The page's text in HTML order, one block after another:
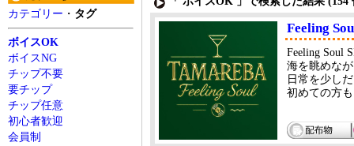
カテゴリー ・ タグ
ボイスOK
ボイスNG
チップ不要
要チップ
チップ任意
初心者歓迎
会員制
Feeling
Feeling Soul
海を眺めな
日常を少し
初めての方